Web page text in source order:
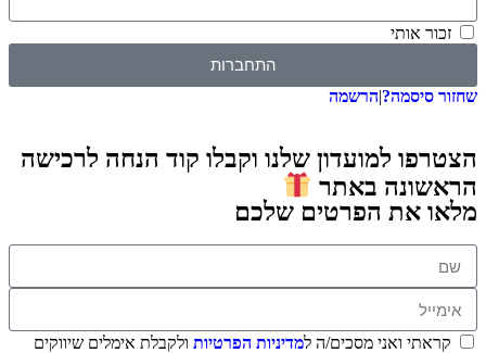
זכור אותי
התחברות
שחזור סיסמה?|הרשמה
הצטרפו למועדון שלנו וקבלו קוד הנחה לרכישה
הראשונה באתר
מלאו את הפרטים שלכם
קראתי ואני מסכים/ה למדיניות הפרטיות ולקבלת אימלים שיווקים